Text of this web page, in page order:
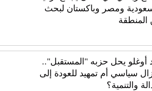
ومصر وباكستان لبحث
المنطقة
أوغلو يحل حزبه "المستقبل"..
سياسي أم تمهيد للعودة إلى
والتنمية؟